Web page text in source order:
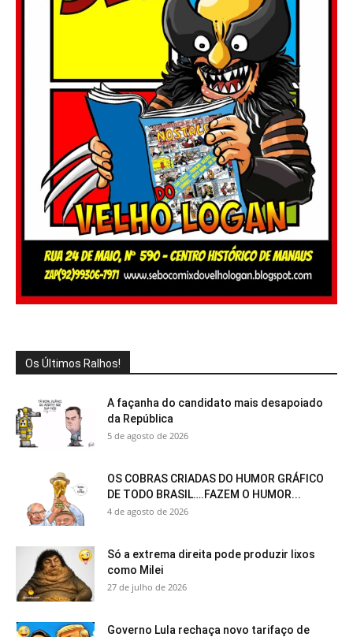
Os Últimos Ralhos!
A façanha do candidato mais desapoiado
da República
5 de agosto de 2026
OS COBRAS CRIADAS DO HUMOR GRÁFICO
DE TODO BRASIL….FAZEM O HUMOR...
4 de agosto de 2026
Só a extrema direita pode produzir lixos
como Milei
27 de julho de 2026
Governo Lula rechaça novo tarifaço de